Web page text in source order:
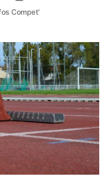
l’article
Compet'